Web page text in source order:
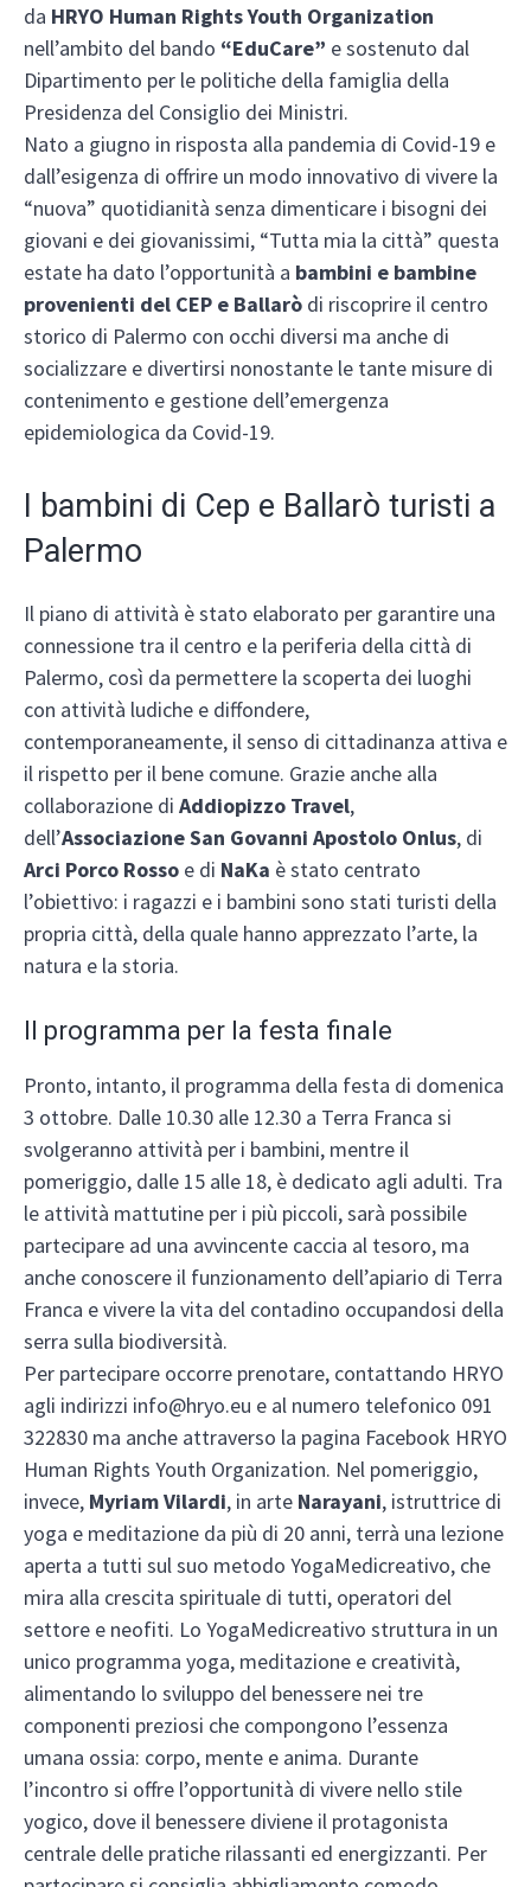
da HRYO Human Rights Youth Organization
nell’ambito del bando “EduCare” e sostenuto dal
Dipartimento per le politiche della famiglia della
Presidenza del Consiglio dei Ministri.
Nato a giugno in risposta alla pandemia di Covid-19 e
dall’esigenza di offrire un modo innovativo di vivere la
“nuova” quotidianità senza dimenticare i bisogni dei
giovani e dei giovanissimi, “Tutta mia la città” questa
estate ha dato l’opportunità a bambini e bambine
provenienti del CEP e Ballarò di riscoprire il centro
storico di Palermo con occhi diversi ma anche di
socializzare e divertirsi nonostante le tante misure di
contenimento e gestione dell’emergenza
epidemiologica da Covid-19.
I bambini di Cep e Ballarò turisti a
Palermo
Il piano di attività è stato elaborato per garantire una
connessione tra il centro e la periferia della città di
Palermo, così da permettere la scoperta dei luoghi
con attività ludiche e diffondere,
contemporaneamente, il senso di cittadinanza attiva e
il rispetto per il bene comune. Grazie anche alla
collaborazione di Addiopizzo Travel,
dell’Associazione San Govanni Apostolo Onlus, di
Arci Porco Rosso e di NaKa è stato centrato
l’obiettivo: i ragazzi e i bambini sono stati turisti della
propria città, della quale hanno apprezzato l’arte, la
natura e la storia.
Il programma per la festa finale
Pronto, intanto, il programma della festa di domenica
3 ottobre. Dalle 10.30 alle 12.30 a Terra Franca si
svolgeranno attività per i bambini, mentre il
pomeriggio, dalle 15 alle 18, è dedicato agli adulti. Tra
le attività mattutine per i più piccoli, sarà possibile
partecipare ad una avvincente caccia al tesoro, ma
anche conoscere il funzionamento dell’apiario di Terra
Franca e vivere la vita del contadino occupandosi della
serra sulla biodiversità.
Per partecipare occorre prenotare, contattando HRYO
agli indirizzi info@hryo.eu e al numero telefonico 091
322830 ma anche attraverso la pagina Facebook HRYO
Human Rights Youth Organization. Nel pomeriggio,
invece, Myriam Vilardi, in arte Narayani, istruttrice di
yoga e meditazione da più di 20 anni, terrà una lezione
aperta a tutti sul suo metodo YogaMedicreativo, che
mira alla crescita spirituale di tutti, operatori del
settore e neofiti. Lo YogaMedicreativo struttura in un
unico programma yoga, meditazione e creatività,
alimentando lo sviluppo del benessere nei tre
componenti preziosi che compongono l’essenza
umana ossia: corpo, mente e anima. Durante
l’incontro si offre l’opportunità di vivere nello stile
yogico, dove il benessere diviene il protagonista
centrale delle pratiche rilassanti ed energizzanti. Per